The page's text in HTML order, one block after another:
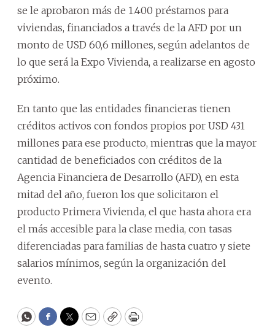
se le aprobaron más de 1.400 préstamos para
viviendas, financiados a través de la AFD por un
monto de USD 60,6 millones, según adelantos de
lo que será la Expo Vivienda, a realizarse en agosto
próximo.
En tanto que las entidades financieras tienen
créditos activos con fondos propios por USD 431
millones para ese producto, mientras que la mayor
cantidad de beneficiados con créditos de la
Agencia Financiera de Desarrollo (AFD), en esta
mitad del año, fueron los que solicitaron el
producto Primera Vivienda, el que hasta ahora era
el más accesible para la clase media, con tasas
diferenciadas para familias de hasta cuatro y siete
salarios mínimos, según la organización del
evento.
WhatsApp
Facebook
Twitter
EmailCopyPrint